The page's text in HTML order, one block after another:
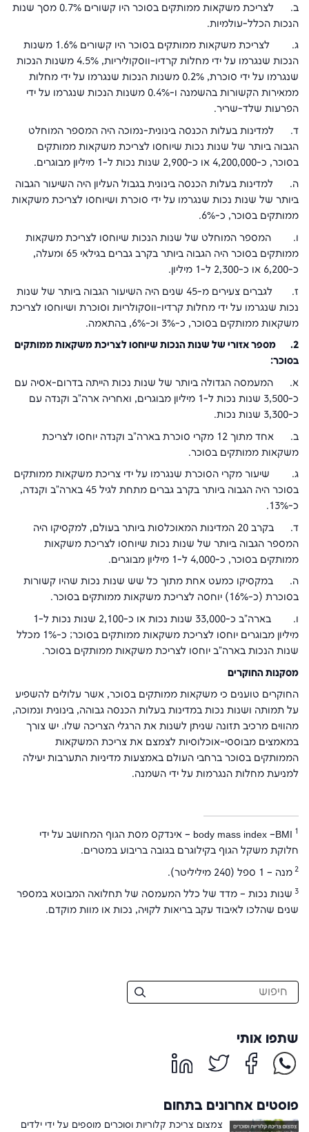
ב. לצריכת משקאות ממותקים בסוכר היו קשורים 0.7% מסך שנות
הנכות הכלל-עולמיות.
ג. לצריכת משקאות ממותקים בסוכר היו קשורים 1.6% משנות
הנכות שנגרמו על ידי מחלות קרדיו-ווסקוליריות, 4.5% משנות הנכות
שנגרמו על ידי סוכרת, 0.2% משנות הנכות שנגרמו על ידי מחלות
ממאירות הקשורות בהשמנה ו-0.4% משנות הנכות שנגרמו על ידי
הפרעות שלד-שריר.
ד. למדינות בעלות הכנסה בינונית-נמוכה היה המספר המוחלט
הגבוה ביותר של שנות נכות שיוחסו לצריכת משקאות ממותקים
בסוכר, כ-4,200,000 או כ-2,900 שנות נכות ל-1 מיליון מבוגרים.
ה. למדינות בעלות הכנסה בינונית בגבול העליון היה השיעור הגבוה
ביותר של שנות נכות שנגרמו על ידי סוכרת ושיוחסו לצריכת משקאות
ממותקים בסוכר, כ-6%.
ו. המספר המוחלט של שנות הנכות שיוחסו לצריכת משקאות
ממותקים בסוכר היה הגבוה ביותר בקרב גברים בגילאי 65 ומעלה,
כ-6,200 או כ-2,300 ל-1 מיליון.
ז. לגברים צעירים מ-45 שנים היה השיעור הגבוה ביותר של שנות
נכות שנגרמו על ידי מחלות קרדיו-ווסקולריות וסוכרת ושיוחסו לצריכת
משקאות ממותקים בסוכר, כ-3% וכ-6%, בהתאמה.
2.
מספר אזורי של שנות הנכות שיוחסו לצריכת משקאות ממותקים
בסוכר:
א. המעמסה הגדולה ביותר של שנות נכות הייתה בדרום-אסיה עם
כ-3,500 שנות נכות ל-1 מיליון מבוגרים, ואחריה ארה"ב וקנדה עם
כ-3,300 שנות נכות.
ב. אחד מתוך 12 מקרי סוכרת בארה"ב וקנדה יוחסו לצריכת
משקאות ממותקים בסוכר.
ג. שיעור מקרי הסוכרת שנגרמו על ידי צריכת משקאות ממותקים
בסוכר היה הגבוה ביותר בקרב גברים מתחת לגיל 45 בארה"ב וקנדה,
כ-13%.
ד. בקרב 20 המדינות המאוכלסות ביותר בעולם, למקסיקו היה
המספר הגבוה ביותר של שנות נכות שיוחסו לצריכת משקאות
ממותקים בסוכר, כ-4,000 ל-1 מיליון מבוגרים.
ה. במקסיקו כמעט אחת מתוך כל שש שנות נכות שהיו קשורות
בסוכרת (כ-16%) יוחסה לצריכת משקאות ממותקים בסוכר.
ו. בארה"ב כ-33,000 שנות נכות או כ-2,100 שנות נכות ל-1
מיליון מבוגרים יוחסו לצריכת משקאות ממותקים בסוכר; כ-1% מכלל
שנות הנכות בארה"ב יוחסו לצריכת משקאות ממותקים בסוכר.
מסקנות החוקרים
החוקרים טוענים כי משקאות ממותקים בסוכר, אשר עלולים להשפיע
על תמותה ושנות נכות במדינות בעלות הכנסה גבוהה, בינונית ונמוכה,
מהווים מרכיב תזונה שניתן לשנות את הרגלי הצריכה שלו. יש צורך
במאמצים מבוססי-אוכלוסיות לצמצם את צריכת המשקאות
הממותקים בסוכר ברחבי העולם באמצעות מדיניות התערבות יעילה
למניעת מחלות הנגרמות על ידי השמנה.
1
BMI
–
body mass index – אינדקס מסת הגוף המחושב על ידי
חלוקת משקל הגוף בקילוגרם בגובה בריבוע במטרים.
2 מנה – 1 ספל (240 מיליליטר).
3 שנות נכות – מדד של כלל המעמסה של תחלואה המבוטא במספר
שנים שהלכו לאיבוד עקב בריאות לקויה, נכות או מוות מוקדם.
שתפו אותי
פוסטים אחרונים בתחום
צמצום צריכת קלוריות וסוכרים מוספים על ידי ילדים